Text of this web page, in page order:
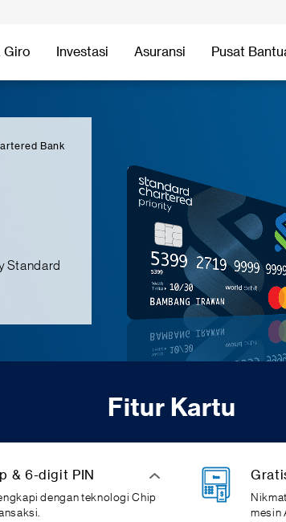
Giro Investasi Asuransi Pusat
Bank
Standard
Fitur Kartu
& 6-digit PIN
dengan teknologi Chip
mesin